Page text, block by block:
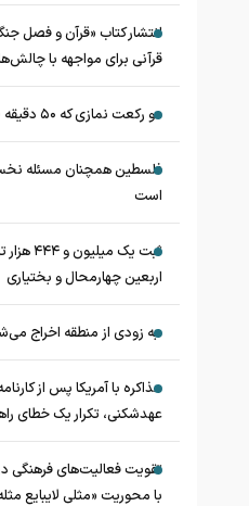
انتشار کتاب «قرآن و فصل
قرآنی برای مواجهه با
دو رکعت نمازی که ۵۰ دقیقه طول کشید
فلسطین همچنان مسئله
است
ثبت یک
اربعین چهارمحال و بختیاری
به زودی از منطقه اخراج
مذاکره با آمریکا پس از
عهدشکنی، تکرار یک خطای
تقویت فعالیت‌های فرهنگی
با محوریت «مثلی لایبایع